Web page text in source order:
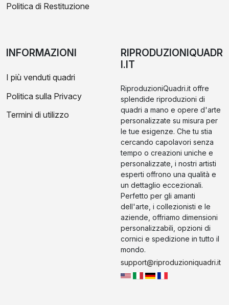
Politica di Restituzione
INFORMAZIONI
I più venduti quadri
Politica sulla Privacy
Termini di utilizzo
RIPRODUZIONIQUADR
I.IT
RiproduzioniQuadri.it offre
splendide riproduzioni di
quadri a mano e opere d'arte
personalizzate su misura per
le tue esigenze. Che tu stia
cercando capolavori senza
tempo o creazioni uniche e
personalizzate, i nostri artisti
esperti offrono una qualità e
un dettaglio eccezionali.
Perfetto per gli amanti
dell'arte, i collezionisti e le
aziende, offriamo dimensioni
personalizzabili, opzioni di
cornici e spedizione in tutto il
mondo.
support@riproduzioniquadri.it